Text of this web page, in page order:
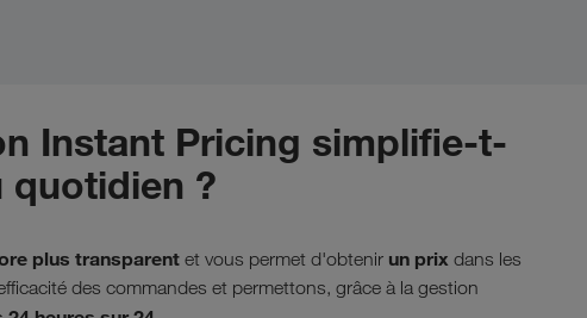
Instant Pricing simplifie-t-
quotidien ?
plus transparent et vous permet d'obtenir un prix dans les
des commandes et permettons, grâce à la gestion